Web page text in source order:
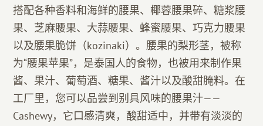
搭配各种香料和海鲜的腰果、椰蓉腰果碎、糖浆腰
果、芝麻腰果、大蒜腰果、蜂蜜腰果、巧克力腰果
以及腰果脆饼（kozinaki）。腰果的梨形茎，被称
为“腰果苹果”，是泰国人的食物，也被用来制作果
酱、果汁、葡萄酒、糖果、酱汁以及酸甜腌料。在
工厂里，您可以品尝到别具风味的腰果汁——
Cashewy，它口感清爽，酸甜适中，并带有淡淡的